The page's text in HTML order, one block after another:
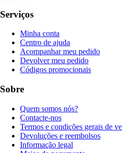
Serviços
Minha conta
Centro de ajuda
Acompanhar meu pedido
Devolver meu pedido
Códigos promocionais
Sobre
Quem somos nós?
Contacte-nos
Termos e condições gerais de
Devoluções e reembolsos
Informação legal